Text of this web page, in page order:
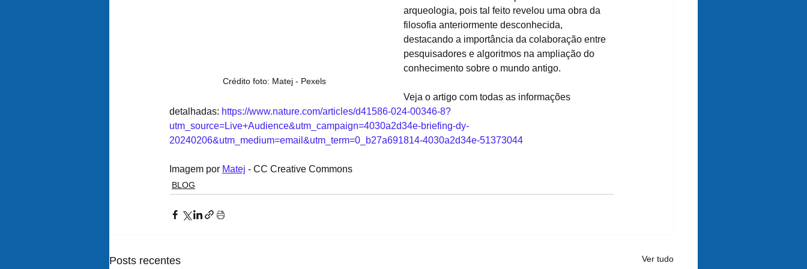
Crédito foto: Matej - Pexels
arqueologia, pois tal feito revelou uma obra da
filosofia anteriormente desconhecida,
destacando a importância da colaboração entre
pesquisadores e algoritmos na ampliação do
conhecimento sobre o mundo antigo.
Veja o artigo com todas as informações
detalhadas: https://www.nature.com/articles/d41586-024-00346-8?
utm_source=Live+Audience&utm_campaign=4030a2d34e-briefing-dy-
20240206&utm_medium=email&utm_term=0_b27a691814-4030a2d34e-51373044
Imagem por Matej - CC Creative Commons
BLOG
Posts recentes Ver tudo